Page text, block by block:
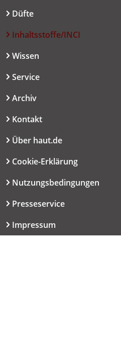
Düfte
Inhaltsstoffe/INCI
Wissen
Service
Archiv
Kontakt
Über haut.de
Cookie-Erklärung
Nutzungsbedingungen
Presseservice
Impressum